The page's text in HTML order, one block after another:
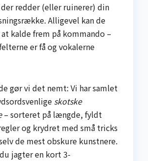
redder (eller ruinerer) din
Alligevel kan de
kalde frem på kommando –
er få og vokalerne
gør vi det nemt: Vi har samlet
skotske
– sorteret på længde, fyldt
og krydret med små tricks
de mest obskure kunstnere.
jagter en kort 3-